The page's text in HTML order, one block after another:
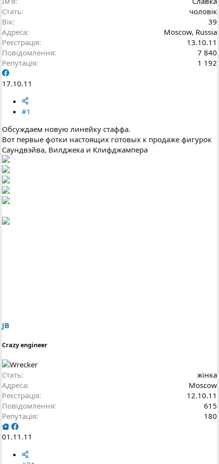
Стать
чоловік
Вік
39
Адреса
Moscow, Russia
Реєстрація
13.10.11
Повідомлення
7 840
Репутація
1 192
17.10.11
#1
Обсуждаем новую линейку стаффа.
Вот первые фотки настоящих готовых к продаже фигурок
Саундвэйва, Вилджека и Клифджампера
JB
Crazy engineer
Стать
жінка
Адреса
Moscow
Реєстрація
12.10.11
Повідомлення
615
Репутація
180
01.11.11